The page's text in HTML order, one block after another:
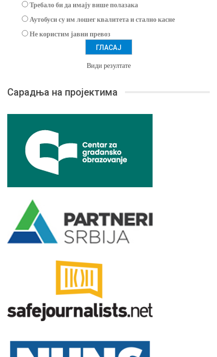
Требало би да имају више полазака
Аутобуси су им лошег квалитета и стално касне
Не користим јавни превоз
Види резултате
Сарадња на пројектима